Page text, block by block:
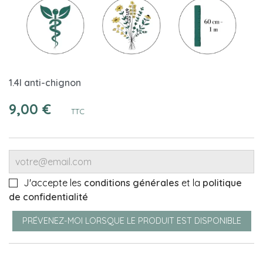
1.4l anti-chignon
9,00 € TTC
J'accepte les conditions générales et la politique
de confidentialité
PRÉVENEZ-MOI LORSQUE LE PRODUIT EST DISPONIBLE